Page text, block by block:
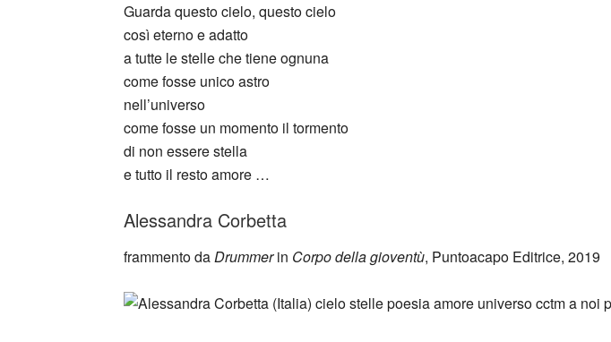
Guarda questo cielo, questo cielo
così eterno e adatto
a tutte le stelle che tiene ognuna
come fosse unico astro
nell’universo
come fosse un momento il tormento
di non essere stella
e tutto il resto amore …
Alessandra Corbetta
frammento daDrummerin Corpo della gioventù, Puntoacapo Editrice, 2019